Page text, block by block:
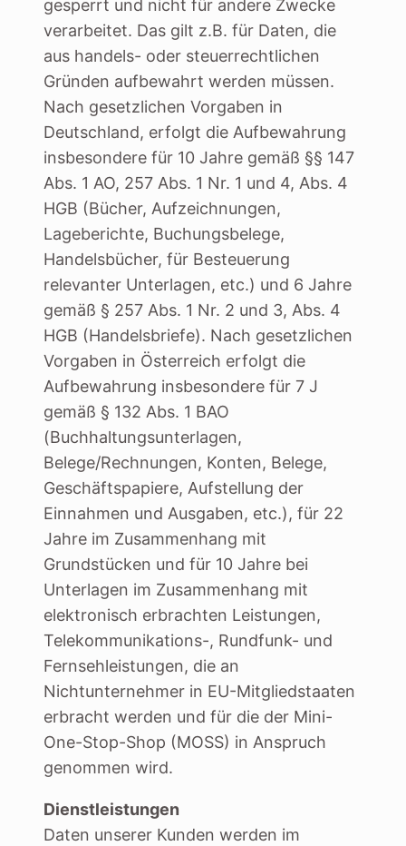
gesperrt und nicht für andere Zwecke
verarbeitet. Das gilt z.B. für Daten, die
aus handels- oder steuerrechtlichen
Gründen aufbewahrt werden müssen.
Nach gesetzlichen Vorgaben in
Deutschland, erfolgt die Aufbewahrung
insbesondere für 10 Jahre gemäß §§ 147
Abs. 1 AO, 257 Abs. 1 Nr. 1 und 4, Abs. 4
HGB (Bücher, Aufzeichnungen,
Lageberichte, Buchungsbelege,
Handelsbücher, für Besteuerung
relevanter Unterlagen, etc.) und 6 Jahre
gemäß § 257 Abs. 1 Nr. 2 und 3, Abs. 4
HGB (Handelsbriefe). Nach gesetzlichen
Vorgaben in Österreich erfolgt die
Aufbewahrung insbesondere für 7 J
gemäß § 132 Abs. 1 BAO
(Buchhaltungsunterlagen,
Belege/Rechnungen, Konten, Belege,
Geschäftspapiere, Aufstellung der
Einnahmen und Ausgaben, etc.), für 22
Jahre im Zusammenhang mit
Grundstücken und für 10 Jahre bei
Unterlagen im Zusammenhang mit
elektronisch erbrachten Leistungen,
Telekommunikations-, Rundfunk- und
Fernsehleistungen, die an
Nichtunternehmer in EU-Mitgliedstaaten
erbracht werden und für die der Mini-
One-Stop-Shop (MOSS) in Anspruch
genommen wird.
Dienstleistungen
Daten unserer Kunden werden im